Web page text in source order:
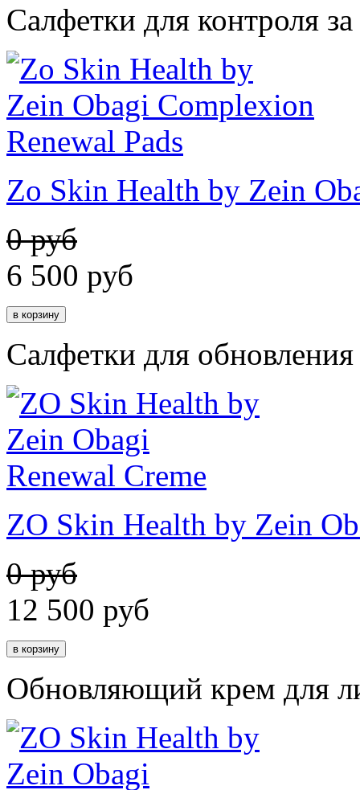
Салфетки для контроля
Zo Skin Health by Zein
0 руб
6 500 руб
Салфетки для
ZO Skin Health by Zein
0 руб
12 500 руб
Обновляющий крем для